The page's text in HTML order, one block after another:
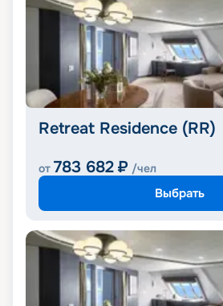
Retreat Residence (RR)
от 783 682 ₽ /чел
Выбрать